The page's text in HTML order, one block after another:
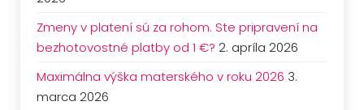
Zmeny v platení sú za rohom. Ste pripravení na
bezhotovostné platby od 1 €? 2. apríla 2026
Maximálna výška materského v roku 2026 3.
marca 2026